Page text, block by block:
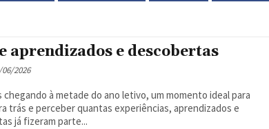
aprendizados e descobertas
06/2026
chegando à metade do ano letivo, um momento ideal para
trás e perceber quantas experiências, aprendizados e
já fizeram parte...